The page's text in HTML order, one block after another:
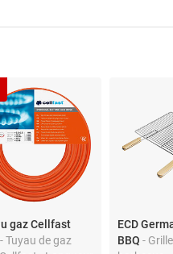
gaz Cellfast
- Tuyau de gaz
ECD
BBQ-